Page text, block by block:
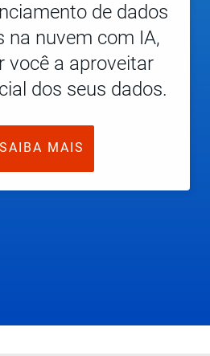
de dados
na nuvem com IA,
você a aproveitar
dos seus dados.
SAIBA MAIS